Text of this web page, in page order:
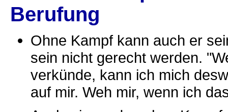
Berufung
Ohne Kampf kann auch er
sein nicht gerecht werden.
verkünde, kann ich mich
auf mir. Weh mir, wenn ich